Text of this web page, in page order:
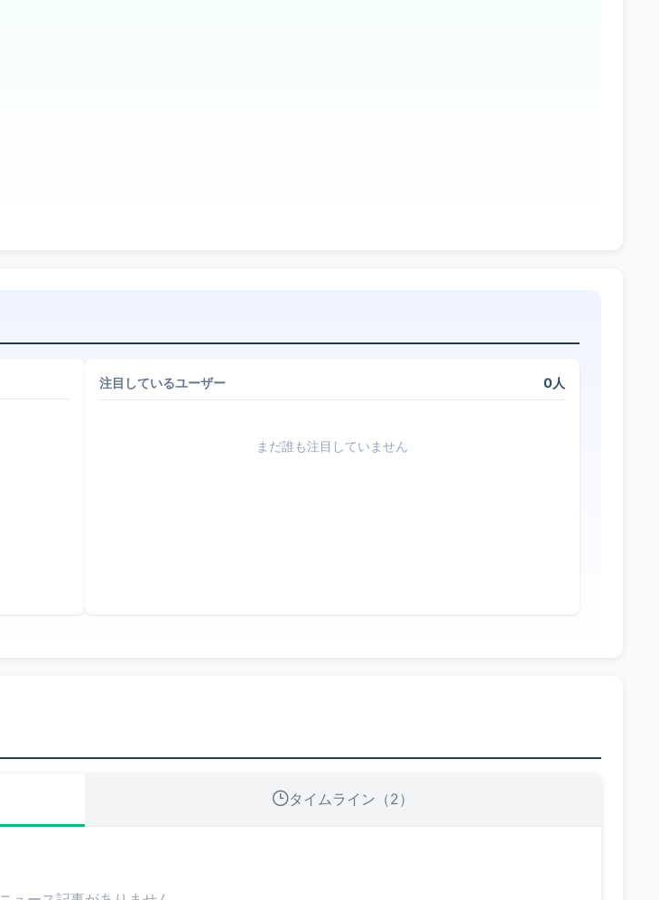
注目しているユーザー 0人
まだ誰も注目していません
タイムライン（2）